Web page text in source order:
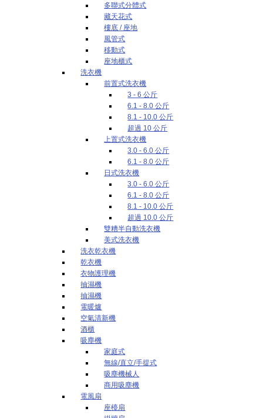
多聯式分體式
藏天花式
樓底 / 座地
風管式
移動式
座地櫃式
洗衣機
前置式洗衣機
3 - 6 公斤
6.1 - 8.0 公斤
8.1 - 10.0 公斤
超過 10 公斤
上置式洗衣機
3.0 - 6.0 公斤
6.1 - 8.0 公斤
日式洗衣機
3.0 - 6.0 公斤
6.1 - 8.0 公斤
8.1 - 10.0 公斤
超過 10.0 公斤
雙糟半自動洗衣機
美式洗衣機
洗衣乾衣機
乾衣機
衣物護理機
抽濕機
抽濕機
電暖爐
空氣清新機
酒櫃
吸塵機
家庭式
無線/直立/手提式
吸塵機械人
商用吸塵機
電風扇
座檯扇